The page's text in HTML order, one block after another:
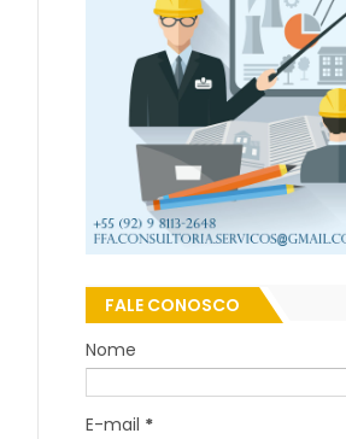
FALE CONOSCO
Nome
E-mail *